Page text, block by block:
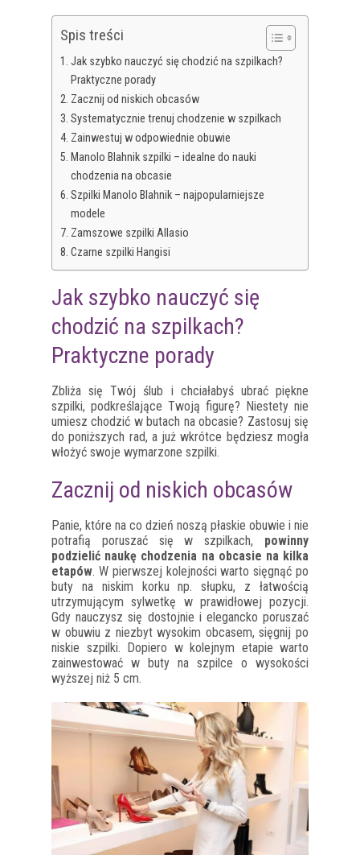
Spis treści
Jak szybko nauczyć się chodzić na szpilkach?
Praktyczne porady
Zacznij od niskich obcasów
Systematycznie trenuj chodzenie w szpilkach
Zainwestuj w odpowiednie obuwie
Manolo Blahnik szpilki – idealne do nauki
chodzenia na obcasie
Szpilki Manolo Blahnik – najpopularniejsze
modele
Zamszowe szpilki Allasio
Czarne szpilki Hangisi
Jak szybko nauczyć się
chodzić na szpilkach?
Praktyczne porady
Zbliża się Twój ślub i chciałabyś ubrać piękne
szpilki, podkreślające Twoją figurę? Niestety nie
umiesz chodzić w butach na obcasie? Zastosuj się
do poniższych rad, a już wkrótce będziesz mogła
włożyć swoje wymarzone szpilki.
Zacznij od niskich obcasów
Panie, które na co dzień noszą płaskie obuwie i nie
potrafią poruszać się w szpilkach, powinny
podzielić naukę chodzenia na obcasie na kilka
etapów. W pierwszej kolejności warto sięgnąć po
buty na niskim korku np. słupku, z łatwością
utrzymującym sylwetkę w prawidłowej pozycji.
Gdy nauczysz się dostojnie i elegancko poruszać
w obuwiu z niezbyt wysokim obcasem, sięgnij po
niskie szpilki. Dopiero w kolejnym etapie warto
zainwestować w buty na szpilce o wysokości
wyższej niż 5 cm.